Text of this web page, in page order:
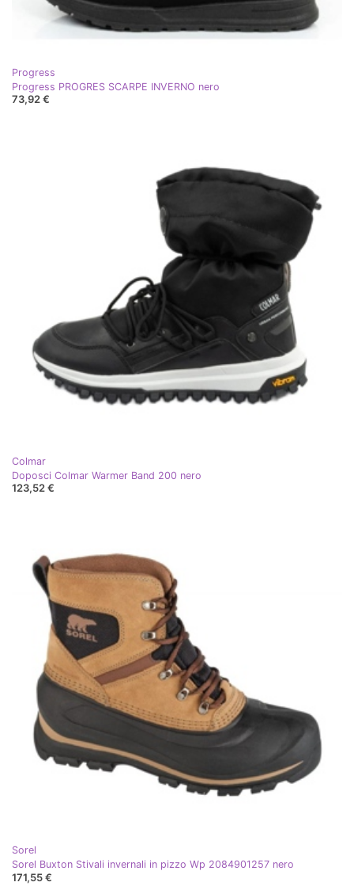
Progress
Progress PROGRES SCARPE INVERNO nero
73,92 €
Colmar
Doposci Colmar Warmer Band 200 nero
123,52 €
Sorel
Sorel Buxton Stivali invernali in pizzo Wp 2084901257 nero
171,55 €